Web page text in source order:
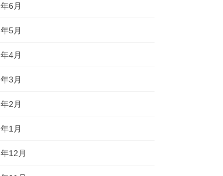
6月
5月
4月
3月
2月
1月
12月